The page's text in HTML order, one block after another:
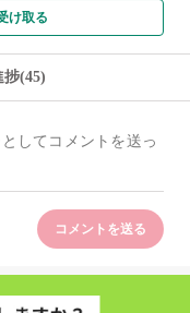
け取る
捗(45)
コメントを送る